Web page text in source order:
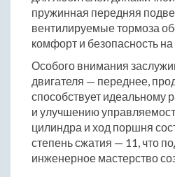
пружинная передняя
вентилируемые тормоза
комфорт и безопасность на
Особого внимания
двигателя — переднее,
способствует идеальному
и улучшению
цилиндра и ход поршня
степень сжатия — 11, что
инженерное мастерство